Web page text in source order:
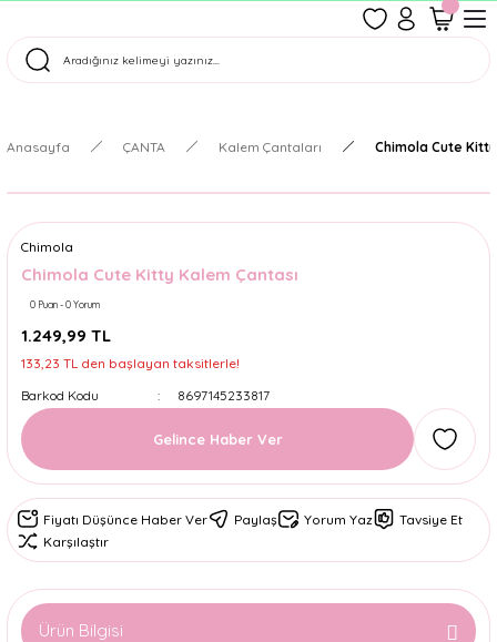
Tüm Siparişler Aynı Gün Kargoda!
Anasayfa ÇANTA Kalem Çantaları Chimola Cute
Chimola
Chimola Cute Kitty Kalem Çantası
0 Puan - 0 Yorum
1.249,99 TL
133,23 TL den başlayan taksitlerle!
Barkod Kodu
8697145233817
Gelince Haber Ver
Fiyatı Düşünce Haber Ver Paylaş Yorum Yaz
Tavsiye Et
Karşılaştır
Ürün Bilgisi